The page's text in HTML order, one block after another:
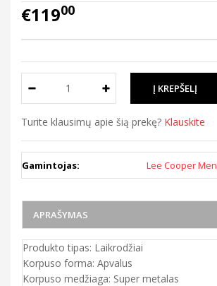
€11900
Turite klausimų apie šią prekę? Klauskite
Gamintojas: Lee Cooper Men
APRAŠYMAS
Produkto tipas: Laikrodžiai
Korpuso forma: Apvalus
Korpuso medžiaga: Super metalas